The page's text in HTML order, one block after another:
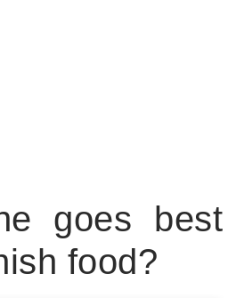
goes best
food?